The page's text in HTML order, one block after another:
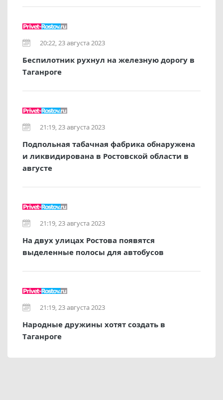
20:22, 23 августа 2023
Беспилотник рухнул на железную дорогу в
Таганроге
21:19, 23 августа 2023
Подпольная табачная фабрика обнаружена
и ликвидирована в Ростовской области в
августе
21:19, 23 августа 2023
На двух улицах Ростова появятся
выделенные полосы для автобусов
21:19, 23 августа 2023
Народные дружины хотят создать в
Таганроге